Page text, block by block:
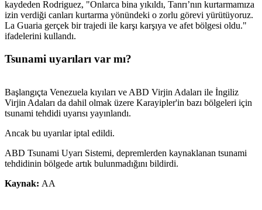
kaydeden Rodriguez, "Onlarca bina yıkıldı, Tanrı’nın kurtarmamıza
izin verdiği canları kurtarma yönündeki o zorlu görevi yürütüyoruz.
La Guaria gerçek bir trajedi ile karşı karşıya ve afet bölgesi oldu."
ifadelerini kullandı.
Tsunami uyarıları var mı?
Başlangıçta Venezuela kıyıları ve ABD Virjin Adaları ile İngiliz
Virjin Adaları da dahil olmak üzere Karayipler'in bazı bölgeleri için
tsunami tehdidi uyarısı yayınlandı.
Ancak bu uyarılar iptal edildi.
ABD Tsunami Uyarı Sistemi, depremlerden kaynaklanan tsunami
tehdidinin bölgede artık bulunmadığını bildirdi.
Kaynak: AA